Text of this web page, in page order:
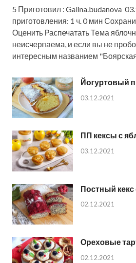
5 Приготовил : Galina.budanova
приготовления: 1 ч. 0 мин
Оценить Распечатать Тема
неисчерпаема, и если вы не
интересным названием
Йогуртовый
03.12.2021
ПП кексы с
03.12.2021
Постный
02.12.2021
Ореховые
02.12.2021